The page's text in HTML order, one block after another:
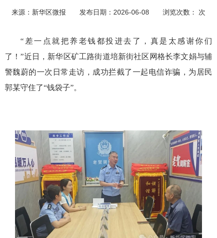
来源： 新华区微报 发布日期： 2026-06-08 浏览次数： 次
“差一点就把养老钱都投进去了，真是太感谢你们
了！”近日，新华区矿工路街道培新街社区网格长李文娟与辅
警魏蔚的一次日常走访，成功拦截了一起电信诈骗，为居民
郭某守住了“钱袋子”。